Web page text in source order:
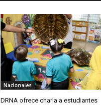
Nacionales
DRNA ofrece charla a estudiantes